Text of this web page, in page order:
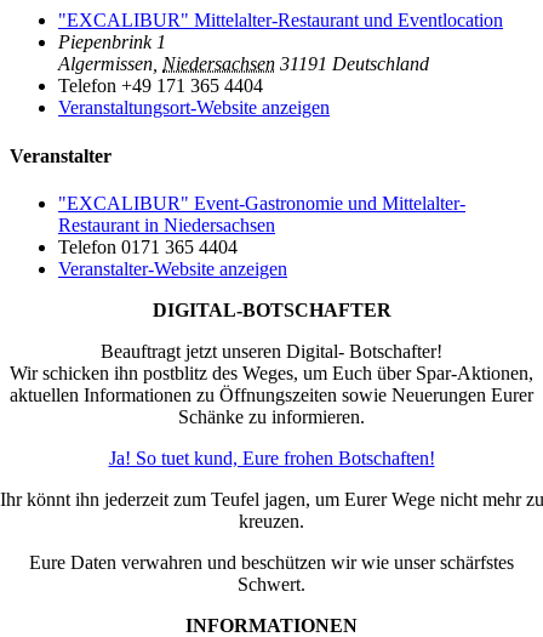
"EXCALIBUR" Mittelalter-Restaurant und Eventlocation
Piepenbrink 1
Algermissen Niedersachsen 31191 Deutschland
Telefon +49 171 365 4404
Veranstaltungsort-Website anzeigen
Veranstalter
"EXCALIBUR" Event-Gastronomie und Mittelalter-
Restaurant in Niedersachsen
Telefon 0171 365 4404
Veranstalter-Website anzeigen
DIGITAL-BOTSCHAFTER
Beauftragt jetzt unseren Digital- Botschafter!
Wir schicken ihn postblitz des Weges, um Euch über Spar-Aktionen,
aktuellen Informationen zu Öffnungszeiten sowie Neuerungen Eurer
Schänke zu informieren.
Ja! So tuet kund, Eure frohen Botschaften!
Ihr könnt ihn jederzeit zum Teufel jagen, um Eurer Wege nicht mehr zu
kreuzen.
Eure Daten verwahren und beschützen wir wie unser schärfstes
Schwert.
INFORMATIONEN